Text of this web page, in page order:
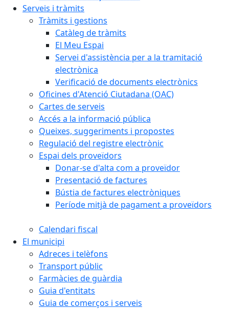
Serveis i tràmits
Tràmits i gestions
Catàleg de tràmits
El Meu Espai
Servei d'assistència per a la tramitació
electrònica
Verificació de documents electrònics
Oficines d'Atenció Ciutadana (OAC)
Cartes de serveis
Accés a la informació pública
Queixes, suggeriments i propostes
Regulació del registre electrònic
Espai dels proveïdors
Donar-se d'alta com a proveïdor
Presentació de factures
Bústia de factures electròniques
Període mitjà de pagament a proveïdors
Calendari fiscal
El municipi
Adreces i telèfons
Transport públic
Farmàcies de guàrdia
Guia d'entitats
Guia de comerços i serveis